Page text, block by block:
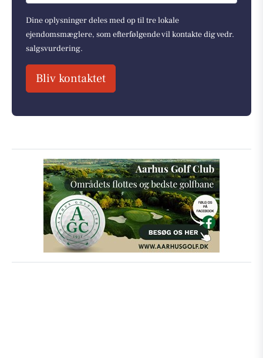
Dine oplysninger deles med op til tre lokale
ejendomsmæglere, som efterfølgende vil kontakte dig vedr.
salgsvurdering.
Bliv kontaktet